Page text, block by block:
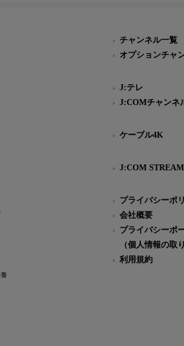
チャンネル一覧
オプションチャ
J:テレ
J:COMチャンネ
ケーブル4K
J:COM STREAM
プライバシーポ
会社概要
プライバシーポ
（個人情報の取
利用規約